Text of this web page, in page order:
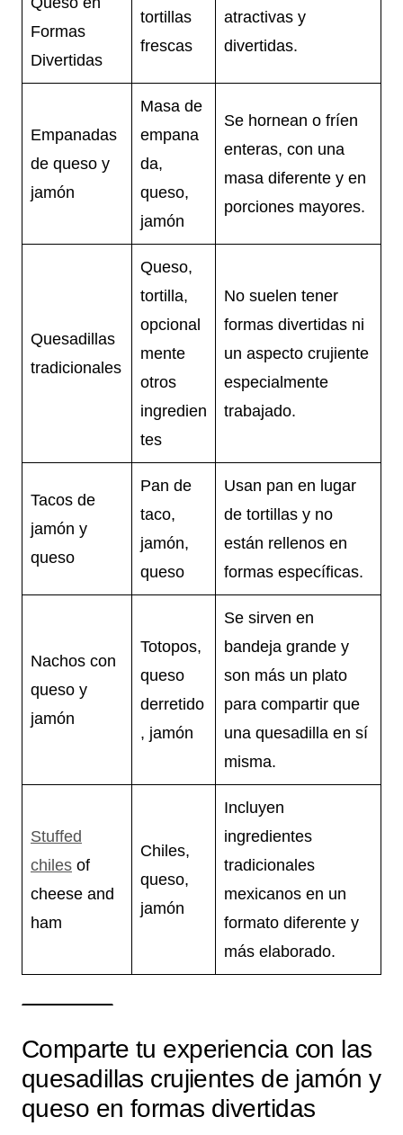
Formas
Divertidas
tortillas
frescas
atractivas y
divertidas.
Empanadas
de queso y
jamón
Masa de
empana
da,
queso,
jamón
Se hornean o fríen
enteras, con una
masa diferente y en
porciones mayores.
Quesadillas
tradicionales
Queso,
tortilla,
opcional
mente
otros
ingredien
tes
No suelen tener
formas divertidas ni
un aspecto crujiente
especialmente
trabajado.
Tacos de
jamón y
queso
Pan de
taco,
jamón,
queso
Usan pan en lugar
de tortillas y no
están rellenos en
formas específicas.
Nachos con
queso y
jamón
Totopos,
queso
derretido
, jamón
Se sirven en
bandeja grande y
son más un plato
para compartir que
una quesadilla en sí
misma.
Stuffed
chiles of
cheese and
ham
Chiles,
queso,
jamón
Incluyen
ingredientes
tradicionales
mexicanos en un
formato diferente y
más elaborado.
Comparte tu experiencia con las
quesadillas crujientes de jamón y
queso en formas divertidas